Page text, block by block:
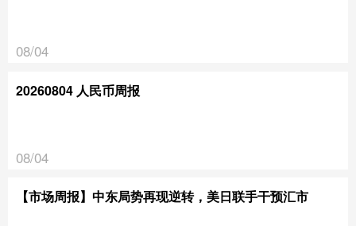
08/04
20260804 人民币周报
08/04
【市场周报】中东局势再现逆转，美日联手干预汇市